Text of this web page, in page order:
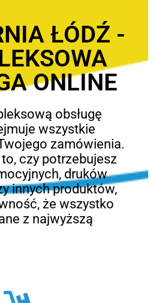
ŁÓDŹ -
ONLINE
obsługę
wszystkie
zamówienia.
czy potrzebujesz
druków
innych produktów,
że wszystko
z najwyższą